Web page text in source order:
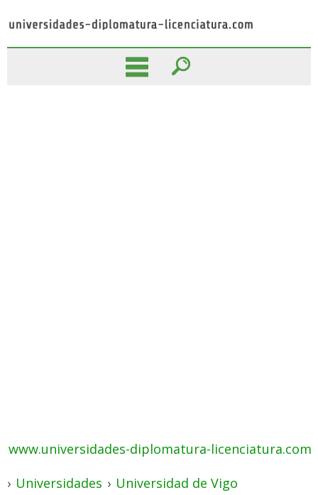
www.universidades-diplomatura-licenciatura.com
› Universidades › Universidad de Vigo